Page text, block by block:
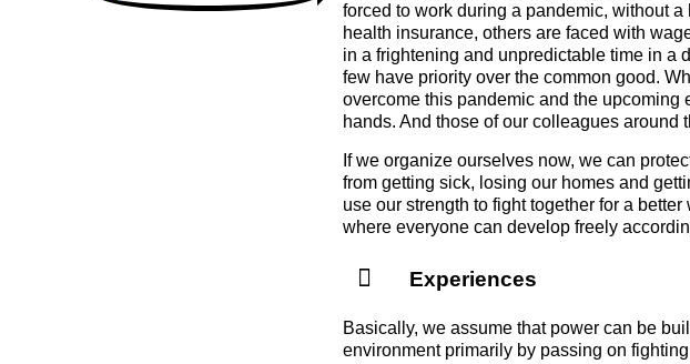
forced to work during a pandemic, without
health insurance, others are faced with
in a frightening and unpredictable time in a
few have priority over the common good.
overcome this pandemic and the
hands. And those of our colleagues around
If we organize ourselves now, we can
from getting sick, losing our homes and
use our strength to fight together for a
where everyone can develop freely
Experiences
Basically, we assume that power can be
environment primarily by passing on